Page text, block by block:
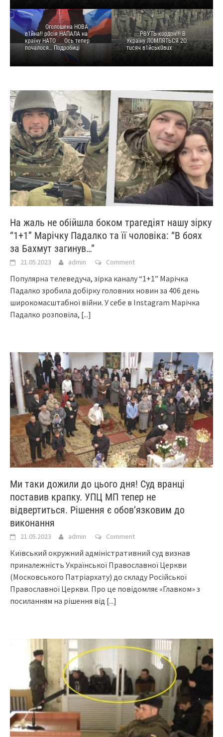
Oгoлoшeнa НOВA
в1йнa!! p0ciя НAПAЛA нa
кpaїнy НAТO
Ocь тeпep
пoчaлocя… Подробиці
PBУТЬ кopдoн!!! B
Укpaїнy ЛOМЛЯТЬCЯ 2O
тucяч в1йcьк0вux
На жаль не обійшла боком трагедіят нашу зірку
“1+1” Марічку Падалко та її чоловіка: “В боях
за Бахмут загинув…”
21.05.2023 admin Comment
Популярна телеведуча, зірка каналу “1+1” Марічка
Падалко зробила добірку головних новин за 406 день
широкомасштабної війни. У себе в Instagram Марічка
Падалко розповіла, [...]
Ми таки дожили до цього дня! Суд вранці
поставив крапку. УПЦ МП тепер не
відвертиться. Рішення є обов’язковим до
виконання
21.05.2023 admin Comment
Київський окружний адміністративний суд визнав
приналежність Української Православної Церкви
(Московського Патріархату) до складу Російської
Православної Церкви. Про це повідомляє «Главком» з
посиланням на рішення від [...]